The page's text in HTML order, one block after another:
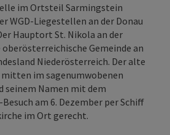
im Ortsteil Sarmingstein
WGD-Liegestellen an der Donau
Hauptort St. Nikola an der
Gemeinde an
Niederösterreich. Der alte
im sagenumwobenen
seinem Namen mit dem
am 6. Dezember per Schiff
im Ort gerecht.